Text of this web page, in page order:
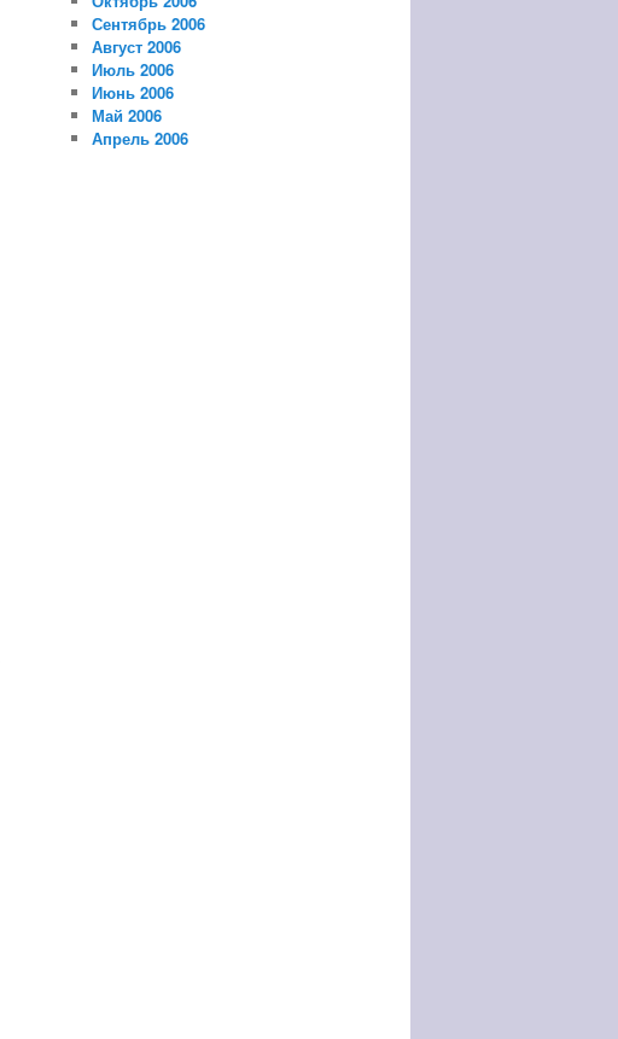
Сентябрь 2006
Август 2006
Июль 2006
Июнь 2006
Май 2006
Апрель 2006